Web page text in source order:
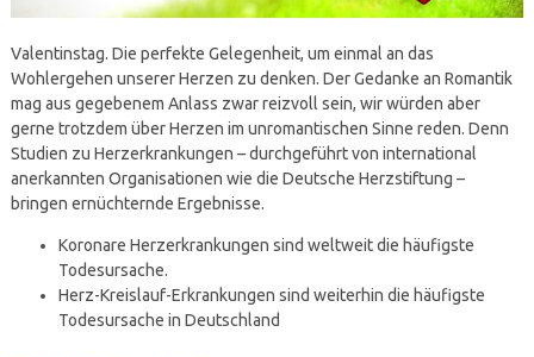
Valentinstag. Die perfekte Gelegenheit, um einmal an das
Wohlergehen unserer Herzen zu denken. Der Gedanke an Romantik
mag aus gegebenem Anlass zwar reizvoll sein, wir würden aber
gerne trotzdem über Herzen im unromantischen Sinne reden. Denn
Studien zu Herzerkrankungen – durchgeführt von international
anerkannten Organisationen wie die Deutsche Herzstiftung –
bringen ernüchternde Ergebnisse.
Koronare Herzerkrankungen sind weltweit die häufigste
Todesursache.
Herz-Kreislauf-Erkrankungen sind weiterhin die häufigste
Todesursache in Deutschland